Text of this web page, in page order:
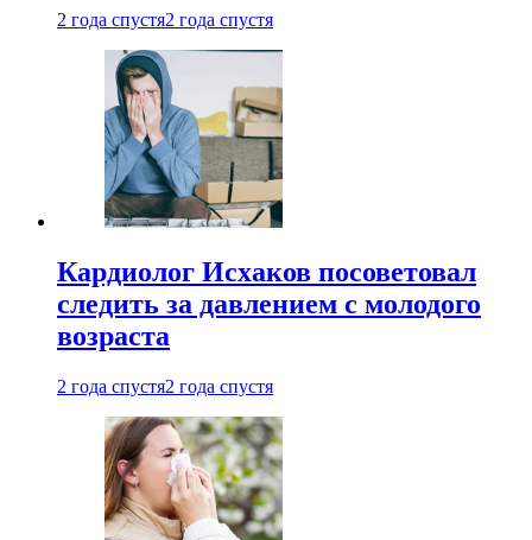
2 года спустя2 года спустя
Кардиолог Исхаков посоветовал
следить за давлением с молодого
возраста
2 года спустя2 года спустя